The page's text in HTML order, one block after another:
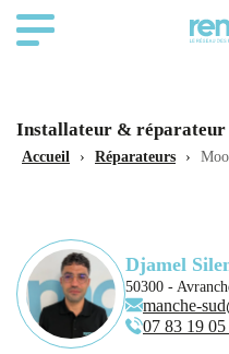
Installateur & réparateur
Accueil › Réparateurs ›
Djamel
50300 -
manche-
07 83 19 05